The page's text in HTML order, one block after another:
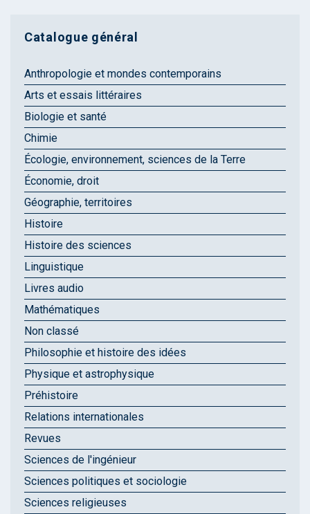
Catalogue général
Anthropologie et mondes contemporains
Arts et essais littéraires
Biologie et santé
Chimie
Écologie, environnement, sciences de la Terre
Économie, droit
Géographie, territoires
Histoire
Histoire des sciences
Linguistique
Livres audio
Mathématiques
Non classé
Philosophie et histoire des idées
Physique et astrophysique
Préhistoire
Relations internationales
Revues
Sciences de l'ingénieur
Sciences politiques et sociologie
Sciences religieuses